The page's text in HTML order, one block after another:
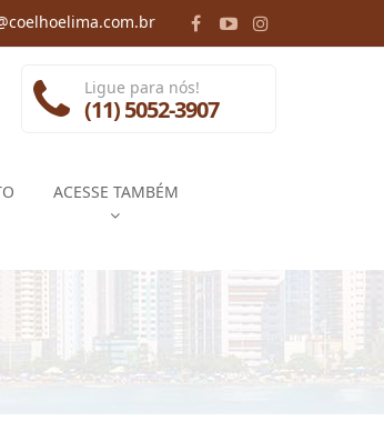
ACESSE TAMBÉM
Ligue para nós!
(11) 5052-3907